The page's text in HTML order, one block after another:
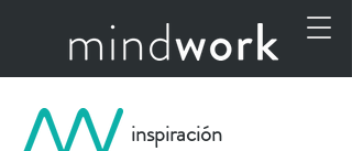
inspiración